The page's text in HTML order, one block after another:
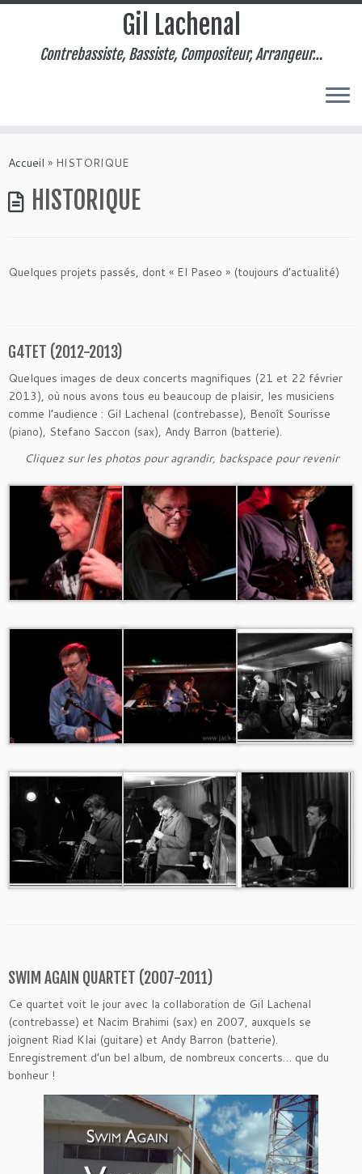
to
Gil Lachenal
Contrebassiste, Bassiste, Compositeur, Arrangeur…
Accueil » HISTORIQUE
HISTORIQUE
Quelques projets passés, dont « El Paseo » (toujours d’actualité)
G4TET (2012-2013)
Quelques images de deux concerts magnifiques (21 et 22 février
2013), où nous avons tous eu beaucoup de plaisir, les musiciens
comme l’audience : Gil Lachenal (contrebasse), Benoît Sourisse
(piano), Stefano Saccon (sax), Andy Barron (batterie).
Cliquez sur les photos pour agrandir, backspace pour revenir
SWIM AGAIN QUARTET (2007-2011)
Ce quartet voit le jour avec la collaboration de Gil Lachenal
(contrebasse) et Nacim Brahimi (sax) en 2007, auxquels se
joignent Riad Klai (guitare) et Andy Barron (batterie).
Enregistrement d’un bel album, de nombreux concerts… que du
bonheur !